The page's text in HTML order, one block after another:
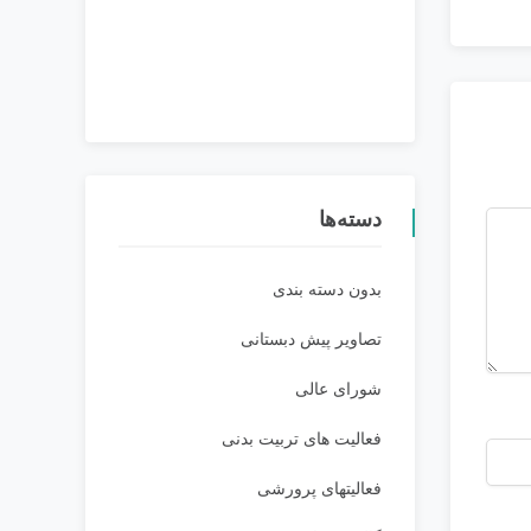
دسته‌ها
بدون دسته بندی
تصاویر پیش دبستانی
شورای عالی
فعالیت های تربیت بدنی
فعالیتهای پرورشی